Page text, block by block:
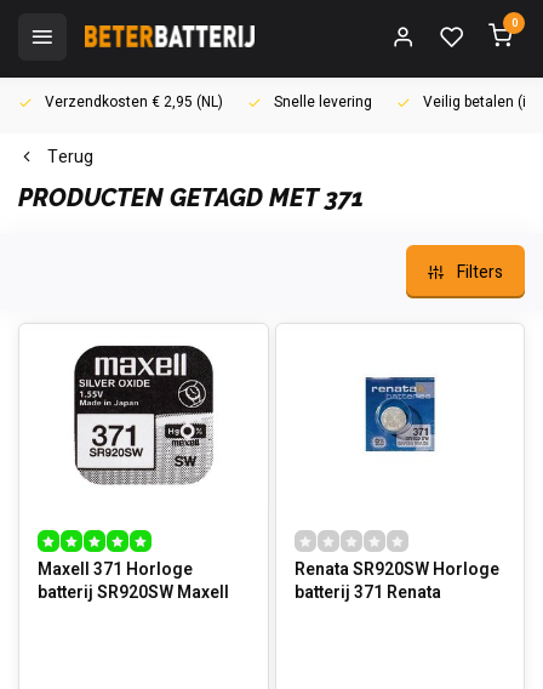
0
Verzendkosten € 2,95 (NL) Snelle levering Veilig betalen
Terug
PRODUCTEN GETAGD MET 371
Filters
Maxell 371 Horloge
batterij SR920SW Maxell
Renata SR920SW Horloge
batterij 371 Renata